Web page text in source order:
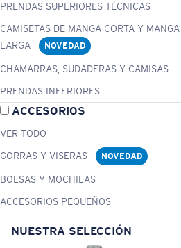
PRENDAS SUPERIORES TÉCNICAS
CAMISETAS DE MANGA CORTA Y MANGA
LARGA
NOVEDAD
CHAMARRAS, SUDADERAS Y CAMISAS
PRENDAS INFERIORES
ACCESORIOS
VER TODO
GORRAS Y VISERAS
NOVEDAD
BOLSAS Y MOCHILAS
ACCESORIOS PEQUEÑOS
NUESTRA SELECCIÓN